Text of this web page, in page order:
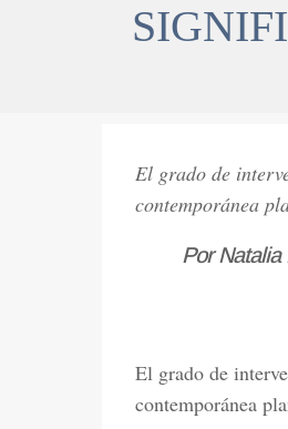
El grado de
contemporánea
Por
El grado de
contemporánea